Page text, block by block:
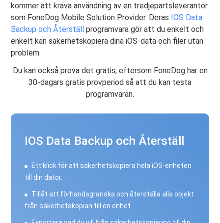
kommer att kräva användning av en tredjepartsleverantör
som FoneDog Mobile Solution Provider. Deras IOS Data
Backup och Återställ programvara gör att du enkelt och
enkelt kan säkerhetskopiera dina iOS-data och filer utan
problem.
Du kan också prova det gratis, eftersom FoneDog har en
30-dagars gratis provperiod så att du kan testa
programvaran.
IOS Data Backup och Återställ
Ett klick för att säkerhetskopiera hela iOS-enheten
till din dator.
Tillåt att förhandsgranska och återställa alla objekt
från säkerhetskopian till en enhet.